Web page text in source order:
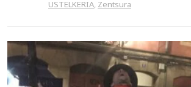
USTELKERIA, Zentsura